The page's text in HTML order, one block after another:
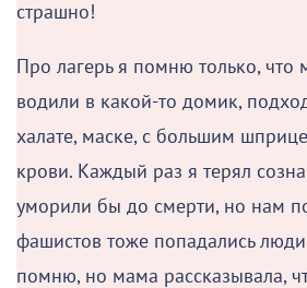
страшно!
Про лагерь я помню только, что
водили в какой-то домик,
халате, маске, с большим
крови. Каждый раз я терял
уморили бы до смерти, но нам
фашистов тоже попадались
помню, но мама рассказывала,